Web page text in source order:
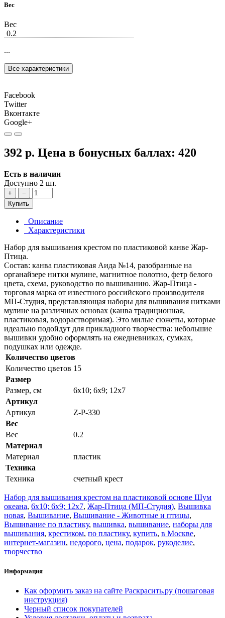
Вес
Вес
0.2
...
Все характеристики
Facebook
Twitter
Вконтакте
Google+
392 р. Цена в бонусных баллах: 420
Есть в наличии
Доступно 2 шт.
+
−
Купить
Описание
Характеристики
Набор для вышивания крестом по пластиковой канве Жар-
Птица.
Состав: канва пластиковая Аида №14, разобранные на
органайзере нитки мулине, магнитное полотно, фетр белого
цвета, схема, руководство по вышиванию. Жар-Птица -
торговая марка от известного российского производителя
МП-Студия, представляющая наборы для вышивания нитками
мулине на различных основах (канва традиционная,
пластиковая, водорастворимая). Это милые сюжеты, которые
идеально подойдут для прикладного творчества: небольшие
вышивки удобно оформлять на ежедневниках, сумках,
подушках или одежде.
Количество цветов
Количество цветов 15
Размер
Размер, см
6x10; 6x9; 12x7
Артикул
Артикул
Z-Р-330
Вес
Вес
0.2
Материал
Материал
пластик
Техника
Техника
счетный крест
Набор для вышивания крестом на пластиковой основе Шум
океана, 6x10; 6x9; 12x7, Жар-Птица (МП-Студия), Вышивка
новая, Вышивание, Вышивание - Животные и птицы,
Вышивание по пластику, вышивка, вышивание, наборы для
вышивания, крестиком, по пластику, купить, в Москве,
интернет-магазин, недорого, цена, подарок, рукоделие,
творчество
Информация
Как оформить заказ на сайте Раскрасить.ру (пошаговая
инструкция)
Черный список покупателей